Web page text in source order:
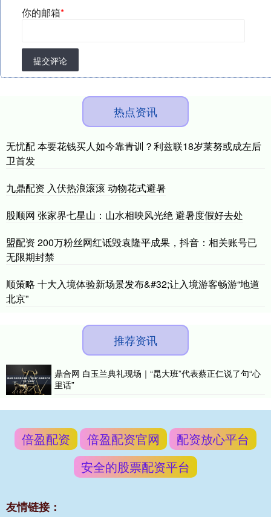
你的邮箱*
提交评论
热点资讯
无忧配 本要花钱买人如今靠青训？利兹联18岁莱努或成左后
卫首发
九鼎配资 入伏热浪滚滚 动物花式避暑
股顺网 张家界七星山：山水相映风光绝 避暑度假好去处
盟配资 200万粉丝网红诋毁袁隆平成果，抖音：相关账号已
无限期封禁
顺策略 十大入境体验新场景发布&#32;让入境游客畅游“地道
北京”
推荐资讯
鼎合网 白玉兰典礼现场｜“昆大班”代表蔡正仁说了句“心
里话”
倍盈配资 倍盈配资官网
配资放心平台
安全的股票配资平台
友情链接：